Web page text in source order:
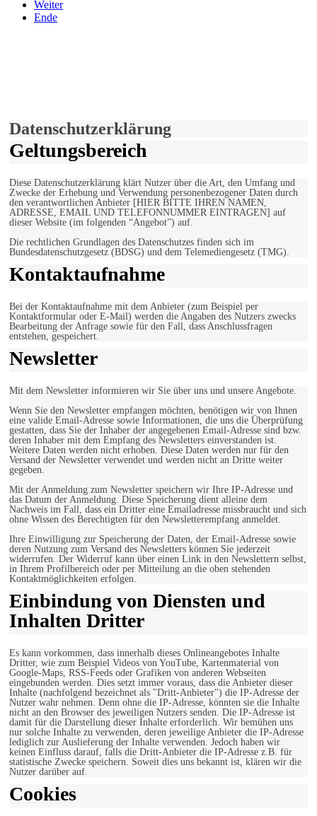
Weiter
Ende
Datenschutzerklärung
Geltungsbereich
Diese Datenschutzerklärung klärt Nutzer über die Art, den Umfang und
Zwecke der Erhebung und Verwendung personenbezogener Daten durch
den verantwortlichen Anbieter [HIER BITTE IHREN NAMEN,
ADRESSE, EMAIL UND TELEFONNUMMER EINTRAGEN] auf
dieser Website (im folgenden “Angebot”) auf.
Die rechtlichen Grundlagen des Datenschutzes finden sich im
Bundesdatenschutzgesetz (BDSG) und dem Telemediengesetz (TMG).
Kontaktaufnahme
Bei der Kontaktaufnahme mit dem Anbieter (zum Beispiel per
Kontaktformular oder E-Mail) werden die Angaben des Nutzers zwecks
Bearbeitung der Anfrage sowie für den Fall, dass Anschlussfragen
entstehen, gespeichert.
Newsletter
Mit dem Newsletter informieren wir Sie über uns und unsere Angebote.
Wenn Sie den Newsletter empfangen möchten, benötigen wir von Ihnen
eine valide Email-Adresse sowie Informationen, die uns die Überprüfung
gestatten, dass Sie der Inhaber der angegebenen Email-Adresse sind bzw.
deren Inhaber mit dem Empfang des Newsletters einverstanden ist.
Weitere Daten werden nicht erhoben. Diese Daten werden nur für den
Versand der Newsletter verwendet und werden nicht an Dritte weiter
gegeben.
Mit der Anmeldung zum Newsletter speichern wir Ihre IP-Adresse und
das Datum der Anmeldung. Diese Speicherung dient alleine dem
Nachweis im Fall, dass ein Dritter eine Emailadresse missbraucht und sich
ohne Wissen des Berechtigten für den Newsletterempfang anmeldet.
Ihre Einwilligung zur Speicherung der Daten, der Email-Adresse sowie
deren Nutzung zum Versand des Newsletters können Sie jederzeit
widerrufen. Der Widerruf kann über einen Link in den Newslettern selbst,
in Ihrem Profilbereich oder per Mitteilung an die oben stehenden
Kontaktmöglichkeiten erfolgen.
Einbindung von Diensten und
Inhalten Dritter
Es kann vorkommen, dass innerhalb dieses Onlineangebotes Inhalte
Dritter, wie zum Beispiel Videos von YouTube, Kartenmaterial von
Google-Maps, RSS-Feeds oder Grafiken von anderen Webseiten
eingebunden werden. Dies setzt immer voraus, dass die Anbieter dieser
Inhalte (nachfolgend bezeichnet als "Dritt-Anbieter") die IP-Adresse der
Nutzer wahr nehmen. Denn ohne die IP-Adresse, könnten sie die Inhalte
nicht an den Browser des jeweiligen Nutzers senden. Die IP-Adresse ist
damit für die Darstellung dieser Inhalte erforderlich. Wir bemühen uns
nur solche Inhalte zu verwenden, deren jeweilige Anbieter die IP-Adresse
lediglich zur Auslieferung der Inhalte verwenden. Jedoch haben wir
keinen Einfluss darauf, falls die Dritt-Anbieter die IP-Adresse z.B. für
statistische Zwecke speichern. Soweit dies uns bekannt ist, klären wir die
Nutzer darüber auf.
Cookies